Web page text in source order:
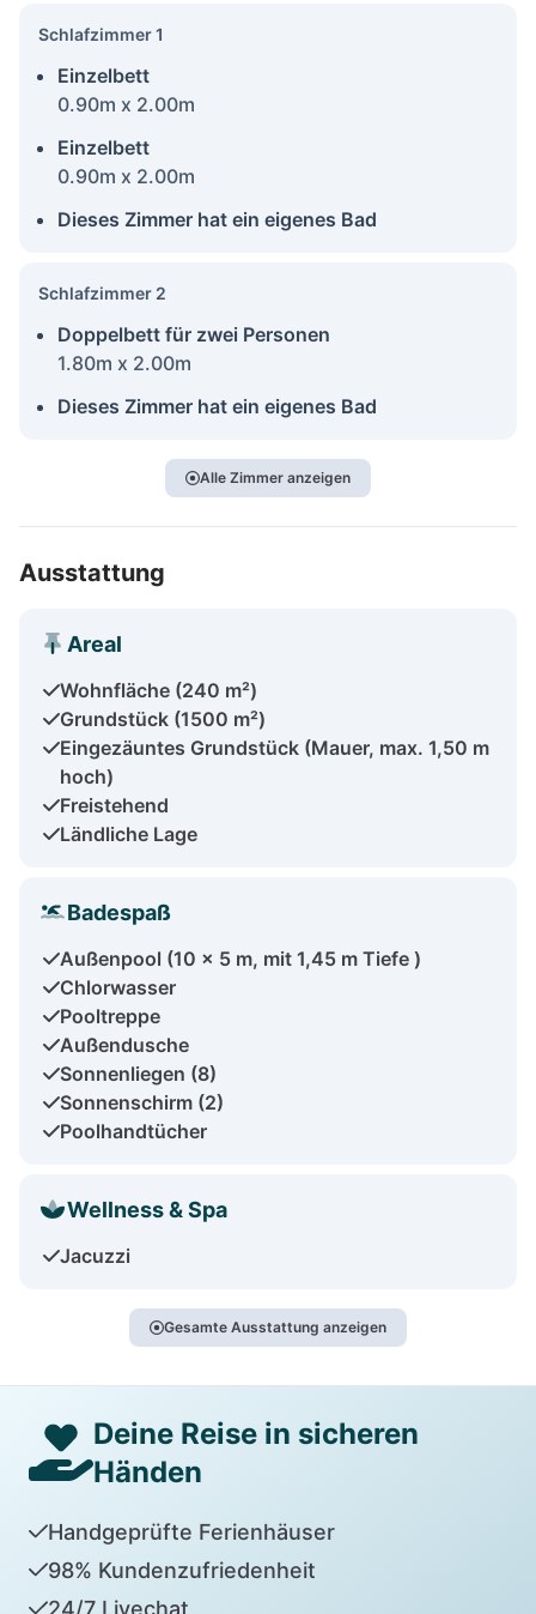
Schlafzimmer 1
Einzelbett
0.90m x 2.00m
Einzelbett
0.90m x 2.00m
Dieses Zimmer hat ein eigenes Bad
Schlafzimmer 2
Doppelbett für zwei Personen
1.80m x 2.00m
Dieses Zimmer hat ein eigenes Bad
Alle Zimmer anzeigen
Ausstattung
Areal
Wohnfläche (240 m²)
Grundstück (1500 m²)
Eingezäuntes Grundstück (Mauer, max. 1,50 m
hoch)
Freistehend
Ländliche Lage
Badespaß
Außenpool (10 x 5 m, mit 1,45 m Tiefe )
Chlorwasser
Pooltreppe
Außendusche
Sonnenliegen (8)
Sonnenschirm (2)
Poolhandtücher
Wellness & Spa
Jacuzzi
Gesamte Ausstattung anzeigen
Deine Reise in sicheren
Händen
Handgeprüfte Ferienhäuser
98% Kundenzufriedenheit
24/7 Livechat